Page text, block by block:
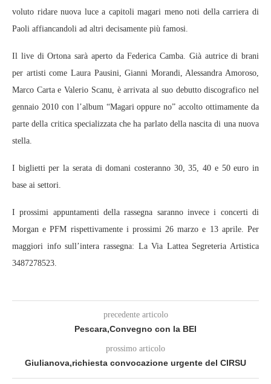
voluto ridare nuova luce a capitoli magari meno noti della carriera di
Paoli affiancandoli ad altri decisamente più famosi.
Il live di Ortona sarà aperto da Federica Camba. Già autrice di brani
per artisti come Laura Pausini, Gianni Morandi, Alessandra Amoroso,
Marco Carta e Valerio Scanu, è arrivata al suo debutto discografico nel
gennaio 2010 con l’album “Magari oppure no” accolto ottimamente da
parte della critica specializzata che ha parlato della nascita di una nuova
stella.
I biglietti per la serata di domani costeranno 30, 35, 40 e 50 euro in
base ai settori.
I prossimi appuntamenti della rassegna saranno invece i concerti di
Morgan e PFM rispettivamente i prossimi 26 marzo e 13 aprile. Per
maggiori info sull’intera rassegna: La Via Lattea Segreteria Artistica
3487278523.
precedente articolo
Pescara,Convegno con la BEI
prossimo articolo
Giulianova,richiesta convocazione urgente del CIRSU